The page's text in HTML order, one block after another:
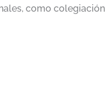
como colegiación